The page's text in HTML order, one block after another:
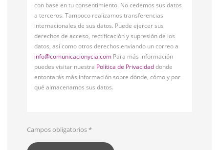
con base en tu consentimiento. No cedemos sus datos
a terceros. Tampoco realizamos transferencias
internacionales de sus datos. Puede ejercer sus
derechos de acceso, rectificación y supresión de los
datos, así como otros derechos enviando un correo a
info@comunicacionycia.com Para más información
puedes visitar nuestra Política de Privacidaddonde
entontarás más información sobre dónde, cómo y por
qué almacenamos sus datos.
Campos obligatorios*